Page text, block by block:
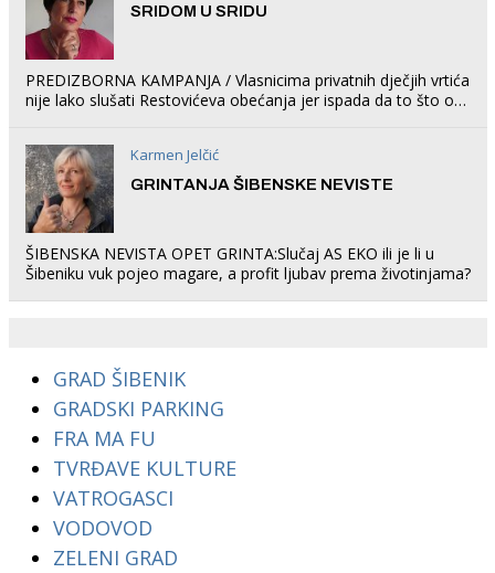
SRIDOM U SRIDU
PREDIZBORNA KAMPANJA / Vlasnicima privatnih dječjih vrtića
nije lako slušati Restovićeva obećanja jer ispada da to što oni
Karmen Jelčić
GRINTANJA ŠIBENSKE NEVISTE
ŠIBENSKA NEVISTA OPET GRINTA:Slučaj AS EKO ili je li u
Šibeniku vuk pojeo magare, a profit ljubav prema životinjama?
GRAD ŠIBENIK
GRADSKI PARKING
FRA MA FU
TVRĐAVE KULTURE
VATROGASCI
VODOVOD
ZELENI GRAD